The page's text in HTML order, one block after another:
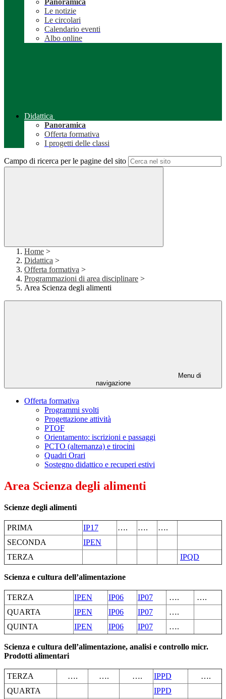
Panoramica
Le notizie
Le circolari
Calendario eventi
Albo online
Didattica
Panoramica
Offerta formativa
I progetti delle classi
Campo di ricerca per le pagine del sito
Home >
Didattica >
Offerta formativa >
Programmazioni di area disciplinare >
Area Scienza degli alimenti
Menu di
navigazione
Offerta formativa
Programmi svolti
Progettazione attività
PTOF
Orientamento: iscrizioni e passaggi
PCTO (alternanza) e tirocini
Quadri Orari
Sostegno didattico e recuperi estivi
Area Scienza degli alimenti
Scienze degli alimenti
PRIMA IP17 …. ….
….
SECONDA
IPEN
TERZA
IPQD
Scienza e cultura dell’alimentazione
TERZA IPEN IP06 IP07 ….
….
QUARTA
IPEN IP06 IP07
….
QUINTA
IPEN IP06 IP07 ….
Scienza e cultura dell’alimentazione, analisi e controllo micr.
Prodotti alimentari
TERZA …. …. …. IPPD
….
QUARTA
IPPD